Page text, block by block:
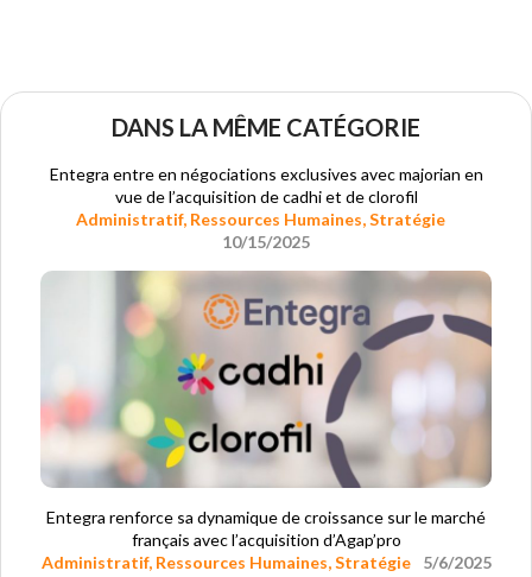
DANS LA MÊME CATÉGORIE
Entegra entre en négociations exclusives avec majorian en
vue de l’acquisition de cadhi et de clorofil
Administratif, Ressources Humaines,Stratégie
10/15/2025
Entegra renforce sa dynamique de croissance sur le marché
français avec l’acquisition d’Agap’pro
Administratif, Ressources Humaines,Stratégie 5/6/2025